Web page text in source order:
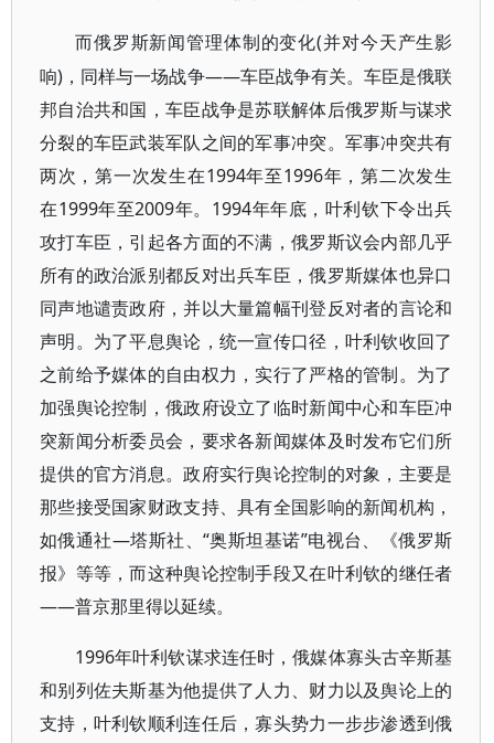
而俄罗斯新闻管理体制的变化(并对今天产生影
响)，同样与一场战争——车臣战争有关。车臣是俄联
邦自治共和国，车臣战争是苏联解体后俄罗斯与谋求
分裂的车臣武装军队之间的军事冲突。军事冲突共有
两次，第一次发生在1994年至1996年，第二次发生
在1999年至2009年。1994年年底，叶利钦下令出兵
攻打车臣，引起各方面的不满，俄罗斯议会内部几乎
所有的政治派别都反对出兵车臣，俄罗斯媒体也异口
同声地谴责政府，并以大量篇幅刊登反对者的言论和
声明。为了平息舆论，统一宣传口径，叶利钦收回了
之前给予媒体的自由权力，实行了严格的管制。为了
加强舆论控制，俄政府设立了临时新闻中心和车臣冲
突新闻分析委员会，要求各新闻媒体及时发布它们所
提供的官方消息。政府实行舆论控制的对象，主要是
那些接受国家财政支持、具有全国影响的新闻机构，
如俄通社—塔斯社、“奥斯坦基诺”电视台、《俄罗斯
报》等等，而这种舆论控制手段又在叶利钦的继任者
——普京那里得以延续。
1996年叶利钦谋求连任时，俄媒体寡头古辛斯基
和别列佐夫斯基为他提供了人力、财力以及舆论上的
支持，叶利钦顺利连任后，寡头势力一步步渗透到俄